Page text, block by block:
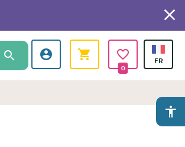
0
accessibility